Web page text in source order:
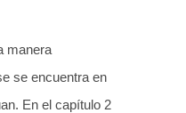
manera
se encuentra en
En el capítulo 2